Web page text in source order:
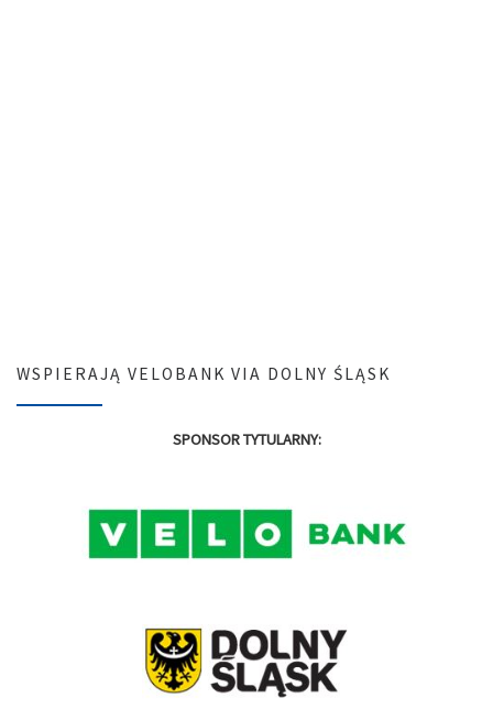
WSPIERAJĄ VELOBANK VIA DOLNY ŚLĄSK
SPONSOR TYTULARNY: